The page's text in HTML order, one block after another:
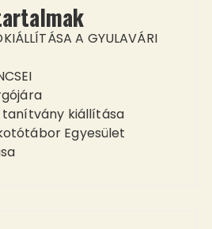
A GYULAVÁRI
tanítvány kiállítása
Egyesület